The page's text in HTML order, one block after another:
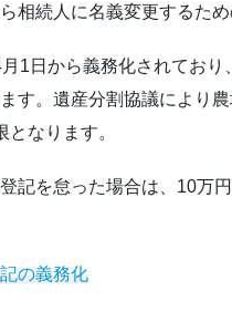
相続人に名義変更するため
1日から義務化されてお
す。遺産分割協議により
なります。
記を怠った場合は、10万
の義務化